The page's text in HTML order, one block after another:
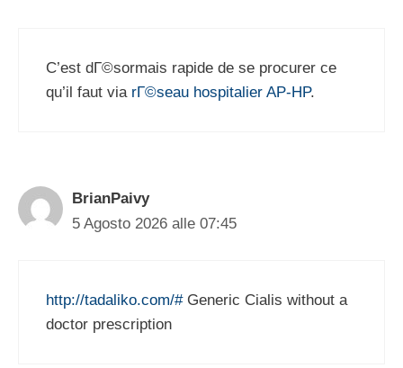
C’est dГ©sormais rapide de se procurer ce
qu’il faut via rГ©seau hospitalier AP-HP.
BrianPaivy
5 Agosto 2026 alle 07:45
http://tadaliko.com/#Generic Cialis without a
doctor prescription